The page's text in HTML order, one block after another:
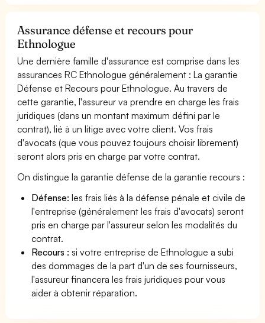
Assurance défense et recours pour
Ethnologue
Une dernière famille d'assurance est comprise dans les
assurances RC Ethnologue généralement : La garantie
Défense et Recours pour Ethnologue. Au travers de
cette garantie, l'assureur va prendre en charge les frais
juridiques (dans un montant maximum défini par le
contrat), lié à un litige avec votre client. Vos frais
d'avocats (que vous pouvez toujours choisir librement)
seront alors pris en charge par votre contrat.
On distingue la garantie défense de la garantie recours :
Défense: les frais liés à la défense pénale et civile de
l'entreprise (généralement les frais d'avocats) seront
pris en charge par l'assureur selon les modalités du
contrat.
Recours : si votre entreprise de Ethnologue a subi
des dommages de la part d'un de ses fournisseurs,
l'assureur financera les frais juridiques pour vous
aider à obtenir réparation.